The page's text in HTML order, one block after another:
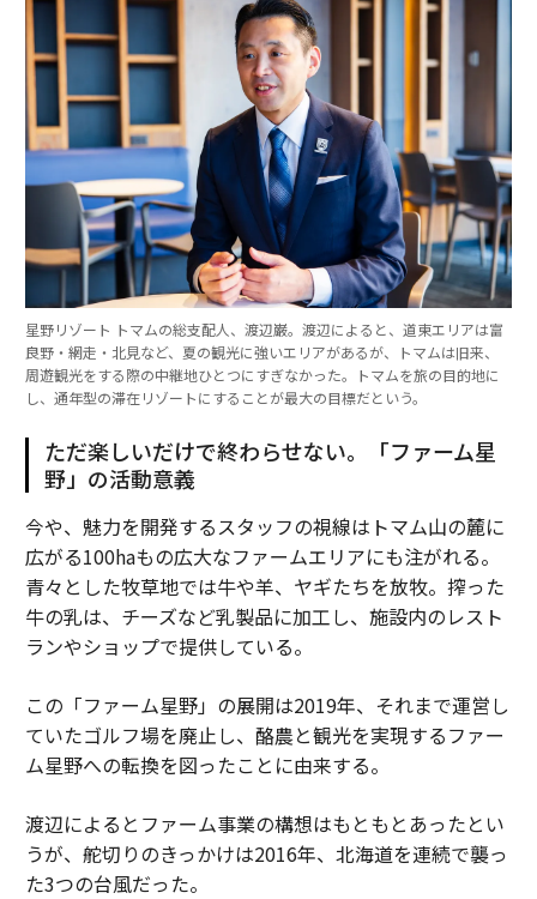
星野リゾート トマムの総支配人、渡辺巌。渡辺によると、道東エリアは富
良野・網走・北見など、夏の観光に強いエリアがあるが、トマムは旧来、
周遊観光をする際の中継地ひとつにすぎなかった。トマムを旅の目的地に
し、通年型の滞在リゾートにすることが最大の目標だという。
ただ楽しいだけで終わらせない。「ファーム星
野」の活動意義
今や、魅力を開発するスタッフの視線はトマム山の麓に
広がる100haもの広大なファームエリアにも注がれる。
青々とした牧草地では牛や羊、ヤギたちを放牧。搾った
牛の乳は、チーズなど乳製品に加工し、施設内のレスト
ランやショップで提供している。
この「ファーム星野」の展開は2019年、それまで運営し
ていたゴルフ場を廃止し、酪農と観光を実現するファー
ム星野への転換を図ったことに由来する。
渡辺によるとファーム事業の構想はもともとあったとい
うが、舵切りのきっかけは2016年、北海道を連続で襲っ
た3つの台風だった。